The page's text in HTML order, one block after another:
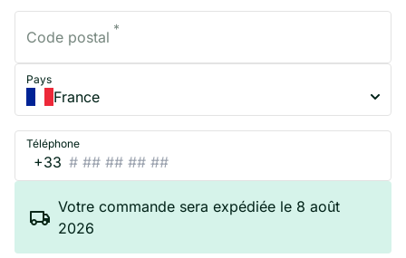
Code postal *
Pays
France
Téléphone
+33
Votre commande sera expédiée le 8 août
2026